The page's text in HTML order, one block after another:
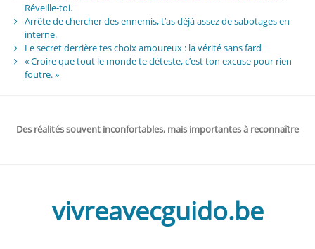
Réveille-toi.
Arrête de chercher des ennemis, t’as déjà assez de sabotages en
interne.
Le secret derrière tes choix amoureux : la vérité sans fard
« Croire que tout le monde te déteste, c’est ton excuse pour rien
foutre. »
Des réalités souvent inconfortables, mais importantes à reconnaître
vivreavecguido.be